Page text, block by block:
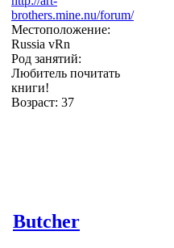
brothers.mine.nu/forum/
Местоположение:
Russia vRn
Род занятий:
Любитель почитать
книги!
Возраст: 37
Butcher